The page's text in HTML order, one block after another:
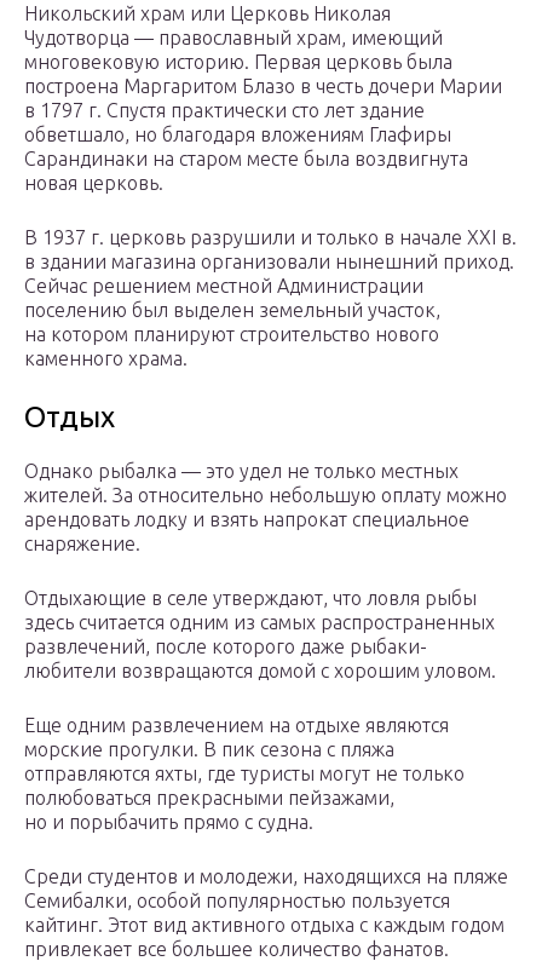
Никольский храм или Церковь Николая
Чудотворца — православный храм, имеющий
многовековую историю. Первая церковь была
построена Маргаритом Блазо в честь дочери Марии
в 1797 г. Спустя практически сто лет здание
обветшало, но благодаря вложениям Глафиры
Сарандинаки на старом месте была воздвигнута
новая церковь.
В 1937 г. церковь разрушили и только в начале ХХІ в.
в здании магазина организовали нынешний приход.
Сейчас решением местной Администрации
поселению был выделен земельный участок,
на котором планируют строительство нового
каменного храма.
Отдых
Однако рыбалка — это удел не только местных
жителей. За относительно небольшую оплату можно
арендовать лодку и взять напрокат специальное
снаряжение.
Отдыхающие в селе утверждают, что ловля рыбы
здесь считается одним из самых распространенных
развлечений, после которого даже рыбаки-
любители возвращаются домой с хорошим уловом.
Еще одним развлечением на отдыхе являются
морские прогулки. В пик сезона с пляжа
отправляются яхты, где туристы могут не только
полюбоваться прекрасными пейзажами,
но и порыбачить прямо с судна.
Среди студентов и молодежи, находящихся на пляже
Семибалки, особой популярностью пользуется
кайтинг. Этот вид активного отдыха с каждым годом
привлекает все большее количество фанатов.